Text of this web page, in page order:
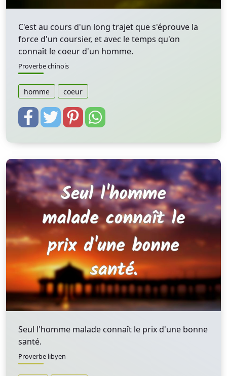
C'est au cours d'un long trajet que s'éprouve la
force d'un coursier, et avec le temps qu'on
connaît le coeur d'un homme.
Proverbe chinois
homme coeur
Seul l'homme malade connaît le prix d'une bonne
santé.
Proverbe libyen